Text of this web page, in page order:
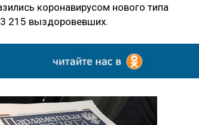
коронавирусом нового типа
215 выздоровевших.